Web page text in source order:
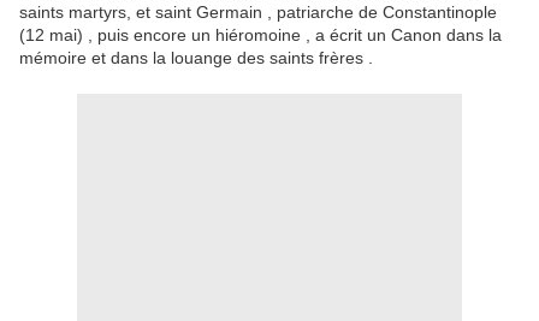
saints martyrs, et saint Germain , patriarche de Constantinople
(12 mai) , puis encore un hiéromoine , a écrit un Canon dans la
mémoire et dans la louange des saints frères .